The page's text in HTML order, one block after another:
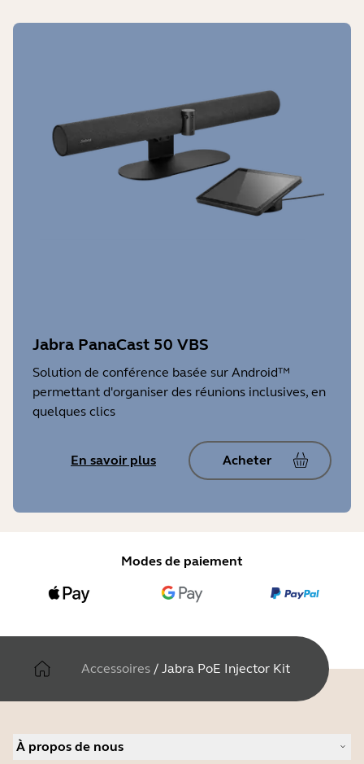
Jabra PanaCast 50 VBS
Solution de conférence basée sur Android™
permettant d'organiser des réunions inclusives, en
quelques clics
En savoir plus Acheter
Modes de paiement
Accessoires / Jabra PoE Injector Kit
À propos de nous